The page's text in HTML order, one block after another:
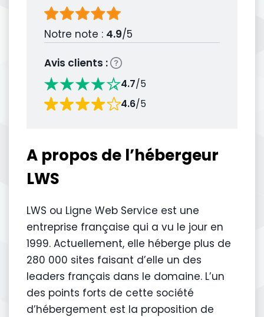
Notre note : 4.9/5
Avis clients :
4.7/5
4.6/5
A propos de l’hébergeur
LWS
LWS ou Ligne Web Service est une
entreprise française qui a vu le jour en
1999. Actuellement, elle héberge plus de
280 000 sites faisant d’elle un des
leaders français dans le domaine. L’un
des points forts de cette société
d’hébergement est la proposition de